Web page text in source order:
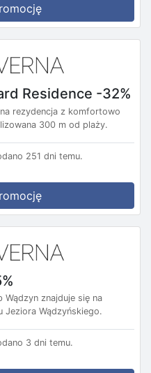
Residence -32%
rezydencja z komfortowo
300 m od plaży.
251 dni temu.
Wądzyn znajduje się na
Jeziora Wądzyńskiego.
3 dni temu.